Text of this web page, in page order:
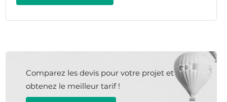
Comparez les devis pour votre projet et
obtenez le meilleur tarif !